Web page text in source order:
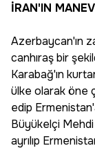
İRAN'IN
Azerbaycan'ın
canhıraş bir
Karabağ'ın
ülke olarak öne
edip
Büyükelçi
ayrılıp